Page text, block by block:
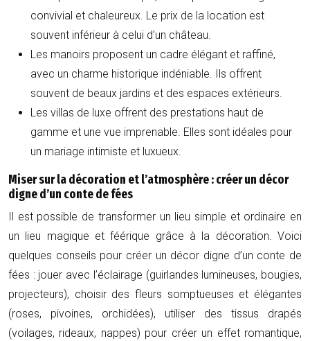
convivial et chaleureux. Le prix de la location est
souvent inférieur à celui d’un château.
Les manoirs proposent un cadre élégant et raffiné,
avec un charme historique indéniable. Ils offrent
souvent de beaux jardins et des espaces extérieurs.
Les villas de luxe offrent des prestations haut de
gamme et une vue imprenable. Elles sont idéales pour
un mariage intimiste et luxueux.
Miser sur la décoration et l’atmosphère : créer un décor
digne d’un conte de fées
Il est possible de transformer un lieu simple et ordinaire en
un lieu magique et féérique grâce à la décoration. Voici
quelques conseils pour créer un décor digne d’un conte de
fées : jouer avec l’éclairage (guirlandes lumineuses, bougies,
projecteurs), choisir des fleurs somptueuses et élégantes
(roses, pivoines, orchidées), utiliser des tissus drapés
(voilages, rideaux, nappes) pour créer un effet romantique,